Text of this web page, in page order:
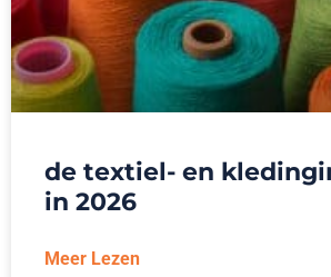
de textiel- en
in 2026
Meer Lezen